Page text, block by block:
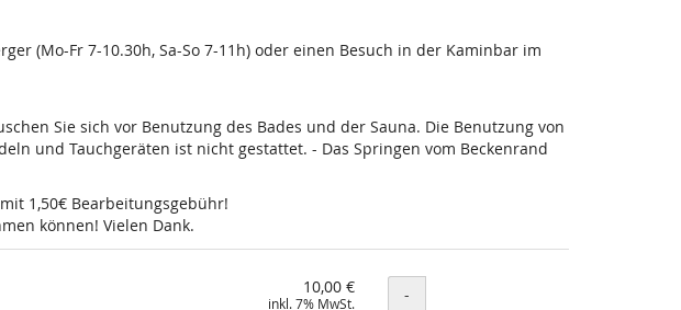
(Mo-Fr 7-10.30h, Sa-So 7-11h) oder einen Besuch in der Kaminbar im
Sie sich vor Benutzung des Bades und der Sauna. Die Benutzung von
und Tauchgeräten ist nicht gestattet. - Das Springen vom Beckenrand
1,50€ Bearbeitungsgebühr!
können! Vielen Dank.
10,00 €
inkl. 7% MwSt. Menge
-